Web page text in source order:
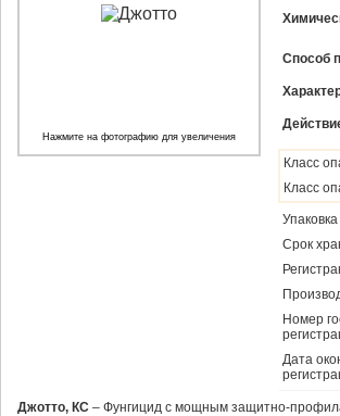
Способ
Класс
Класс
Упаковка
Срок
Номер
Дата
Нажмите на фотографию для увеличения
Джотто, КС – Фунгицид с мощным защитно-